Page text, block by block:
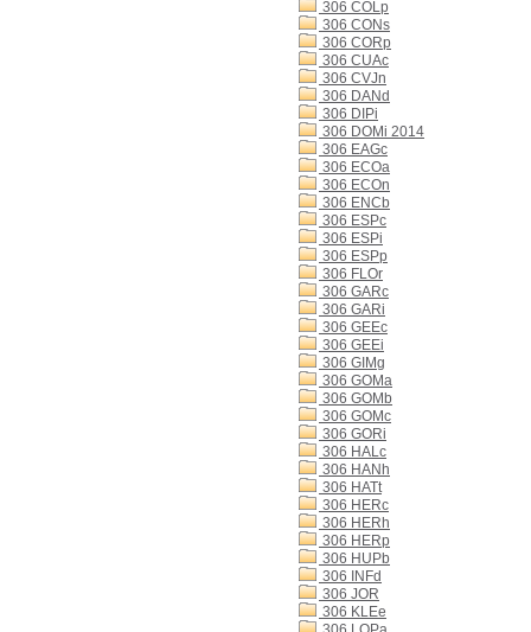
306 COLp
306 CONs
306 CORp
306 CUAc
306 CVJn
306 DANd
306 DIPi
306 DOMi 2014
306 EAGc
306 ECOa
306 ECOn
306 ENCb
306 ESPc
306 ESPi
306 ESPp
306 FLOr
306 GARc
306 GARi
306 GEEc
306 GEEi
306 GIMg
306 GOMa
306 GOMb
306 GOMc
306 GORi
306 HALc
306 HANh
306 HATt
306 HERc
306 HERh
306 HERp
306 HUPb
306 INFd
306 JOR
306 KLEe